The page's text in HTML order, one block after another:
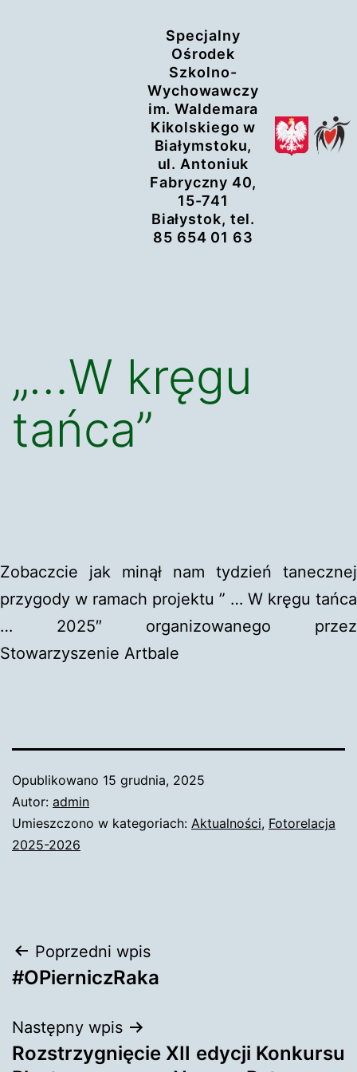
Specjalny
Ośrodek
Szkolno-
Wychowawczy
im. Waldemara
Kikolskiego w
Białymstoku,
ul. Antoniuk
Fabryczny 40,
15-741
Białystok, tel.
85 654 01 63
„…W kręgu
tańca”
Zobaczcie jak minął nam tydzień tanecznej
przygody w ramach projektu ” … W kręgu tańca
… 2025″ organizowanego przez
Stowarzyszenie Artbale
Opublikowano 15 grudnia, 2025
Autor: admin
Umieszczono w kategoriach: Aktualności, Fotorelacja
2025-2026
Nawigacja
wpisu
Poprzedni wpis
#OPierniczRaka
Następny wpis
Rozstrzygnięcie XII edycji Konkursu